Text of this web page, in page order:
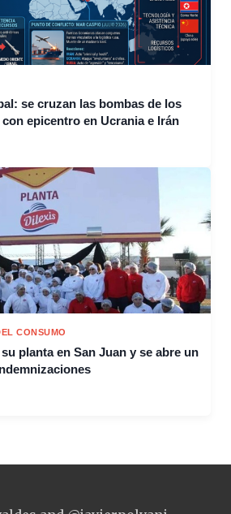
se cruzan las bombas de los
epicentro en Ucrania e Irán
CONSUMO
planta en San Juan y se abre un